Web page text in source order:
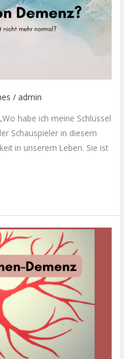
/ admin
habe ich meine Schlüssel
Schauspieler in diesem
in unserem Leben. Sie ist